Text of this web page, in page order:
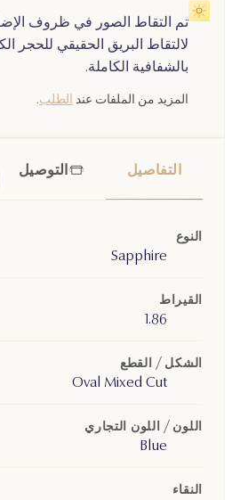
تم التقاط الصور في ظروف
لالتقاط البريق الحقيقي للحجر
بالشفافية الكاملة.
المزيد من الملفات عند الطلب.
التفاصيل التوصيل
النوع
Sapphire
القيراط
1.86
الشكل / القطع
Oval Mixed Cut
اللون / اللون التجاري
Blue
النقاء